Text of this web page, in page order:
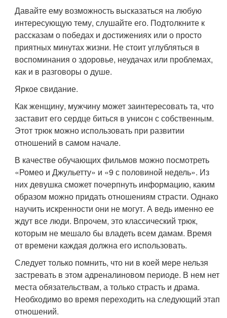
Давайте ему возможность высказаться на любую
интересующую тему, слушайте его. Подтолкните к
рассказам о победах и достижениях или о просто
приятных минутах жизни. Не стоит углубляться в
воспоминания о здоровье, неудачах или проблемах,
как и в разговоры о душе.
Яркое свидание.
Как женщину, мужчину может заинтересовать та, что
заставит его сердце биться в унисон с собственным.
Этот трюк можно использовать при развитии
отношений в самом начале.
В качестве обучающих фильмов можно посмотреть
«Ромео и Джульетту» и «9 с половиной недель». Из
них девушка сможет почерпнуть информацию, каким
образом можно придать отношениям страсти. Однако
научить искренности они не могут. А ведь именно ее
ждут все люди. Впрочем, это классический трюк,
которым не мешало бы владеть всем дамам. Время
от времени каждая должна его использовать.
Следует только помнить, что ни в коей мере нельзя
застревать в этом адреналиновом периоде. В нем нет
места обязательствам, а только страсть и драма.
Необходимо во время переходить на следующий этап
отношений.